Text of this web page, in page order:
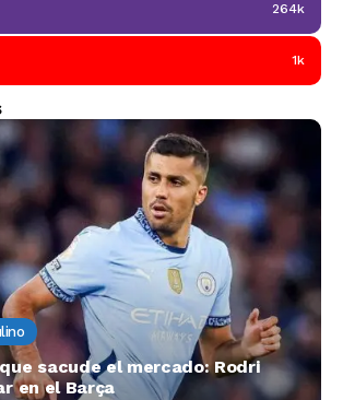
264k
1k
sacude el mercado: Rodri
en el Barça